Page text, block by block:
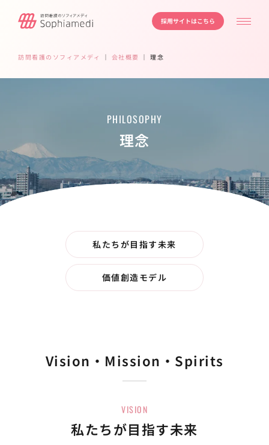
採用サイトはこちら
訪問看護のソフィアメディ ｜ 会社概要 ｜ 理念
PHILOSOPHY
理念
私たちが目指す未来
価値創造モデル
Vision・Mission・Spirits
VISION
私たちが目指す未来